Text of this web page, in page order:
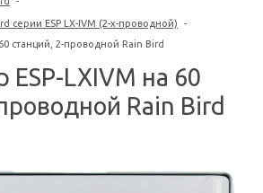
серии ESP LX-IVM (2-х-проводной)
-
станций, 2-проводной Rain Bird
ESP-LXIVM на 60
Rain Bird